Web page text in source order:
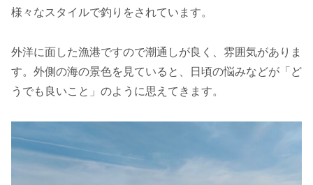
様々なスタイルで釣りをされています。
外洋に面した漁港ですので潮通しが良く、雰囲気がありま
す。外側の海の景色を見ていると、日頃の悩みなどが「ど
うでも良いこと」のように思えてきます。